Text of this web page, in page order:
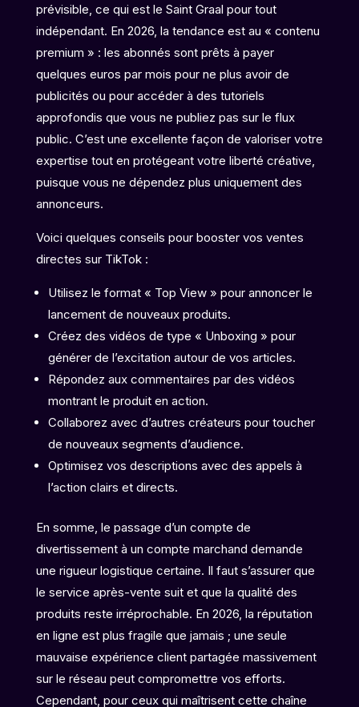
prévisible, ce qui est le Saint Graal pour tout
indépendant. En 2026, la tendance est au « contenu
premium » : les abonnés sont prêts à payer
quelques euros par mois pour ne plus avoir de
publicités ou pour accéder à des tutoriels
approfondis que vous ne publiez pas sur le flux
public. C’est une excellente façon de valoriser votre
expertise tout en protégeant votre liberté créative,
puisque vous ne dépendez plus uniquement des
annonceurs.
Voici quelques conseils pour booster vos ventes
directes sur TikTok :
Utilisez le format « Top View » pour annoncer le
lancement de nouveaux produits.
Créez des vidéos de type « Unboxing » pour
générer de l’excitation autour de vos articles.
Répondez aux commentaires par des vidéos
montrant le produit en action.
Collaborez avec d’autres créateurs pour toucher
de nouveaux segments d’audience.
Optimisez vos descriptions avec des appels à
l’action clairs et directs.
En somme, le passage d’un compte de
divertissement à un compte marchand demande
une rigueur logistique certaine. Il faut s’assurer que
le service après-vente suit et que la qualité des
produits reste irréprochable. En 2026, la réputation
en ligne est plus fragile que jamais ; une seule
mauvaise expérience client partagée massivement
sur le réseau peut compromettre vos efforts.
Cependant, pour ceux qui maîtrisent cette chaîne